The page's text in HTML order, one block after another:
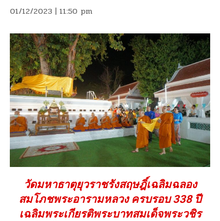
01/12/2023 | 11:50 pm
วัดมหาธาตุยุวราชรังสฤษฎิ์เฉลิมฉลอง
สมโภชพระอารามหลวง ครบรอบ 338 ปี
เฉลิมพระเกียรติพระบาทสมเด็จพระวชิร